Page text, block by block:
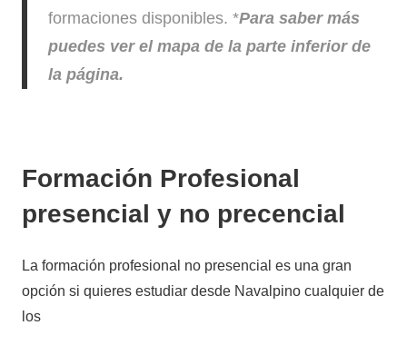
formaciones disponibles. *Para saber más
puedes ver el mapa de la parte inferior de
la página.
Formación Profesional
presencial y no precencial
La formación profesional no presencial es una gran
opción si quieres estudiar desde Navalpino cualquier de
los